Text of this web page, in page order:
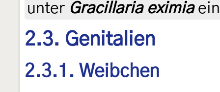
unter Gracillaria eximia
2.3. Genitalien
2.3.1. Weibchen